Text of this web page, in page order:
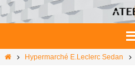
Passer
vers
le
HomeHypermarché E.Leclerc Sedan